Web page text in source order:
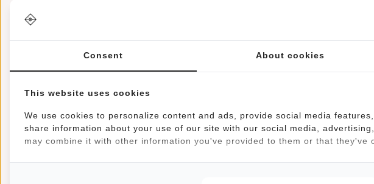
Beige 18L
€69,95
Card Protector -
Consent About cookies
This website uses cookies
We use cookies to personalize content and ads, provide social media
share information about your use of our site with our social media,
may combine it with other information you've provided to them or that they've